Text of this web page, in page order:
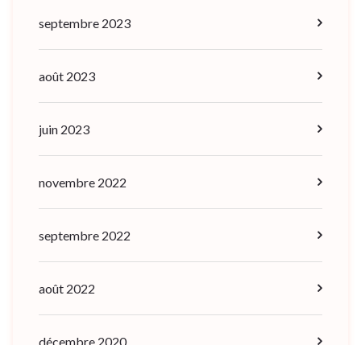
septembre 2023
août 2023
juin 2023
novembre 2022
septembre 2022
août 2022
décembre 2020